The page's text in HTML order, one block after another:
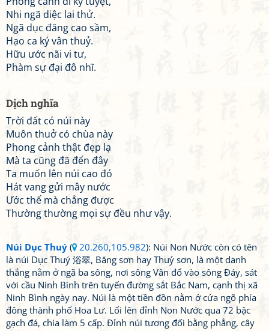
Nhi ngã diệc lai thử.
Ngã dục đăng cao sầm,
Hạo ca ký vân thuỷ.
Hữu ước nãi vi tư,
Phàm sự đại đô nhĩ.
Dịch nghĩa
Trời đất có núi này
Muôn thuở có chùa này
Phong cảnh thật đẹp lạ
Mà ta cũng đã đến đây
Ta muốn lên núi cao đó
Hát vang gửi mây nước
Ước thế mà chẳng được
Thường thường mọi sự đều như vậy.
Núi Dục Thuý ( 20.260,105.982): Núi Non Nước còn có tên
là núi Dục Thuý 浴翠, Băng sơn hay Thuỷ sơn, là một danh
thắng nằm ở ngã ba sông, nơi sông Vân đổ vào sông Đáy, sát
với cầu Ninh Bình trên tuyến đường sắt Bắc Nam, cạnh thị xã
Ninh Bình ngày nay. Núi là một tiền đồn nằm ở cửa ngõ phía
đông thành phố Hoa Lư. Lối lên đỉnh Non Nước qua 72 bậc
gạch đá, chia làm 5 cấp. Đỉnh núi tương đối bằng phẳng, cây